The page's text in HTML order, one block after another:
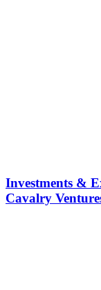
Investments &
Cavalry